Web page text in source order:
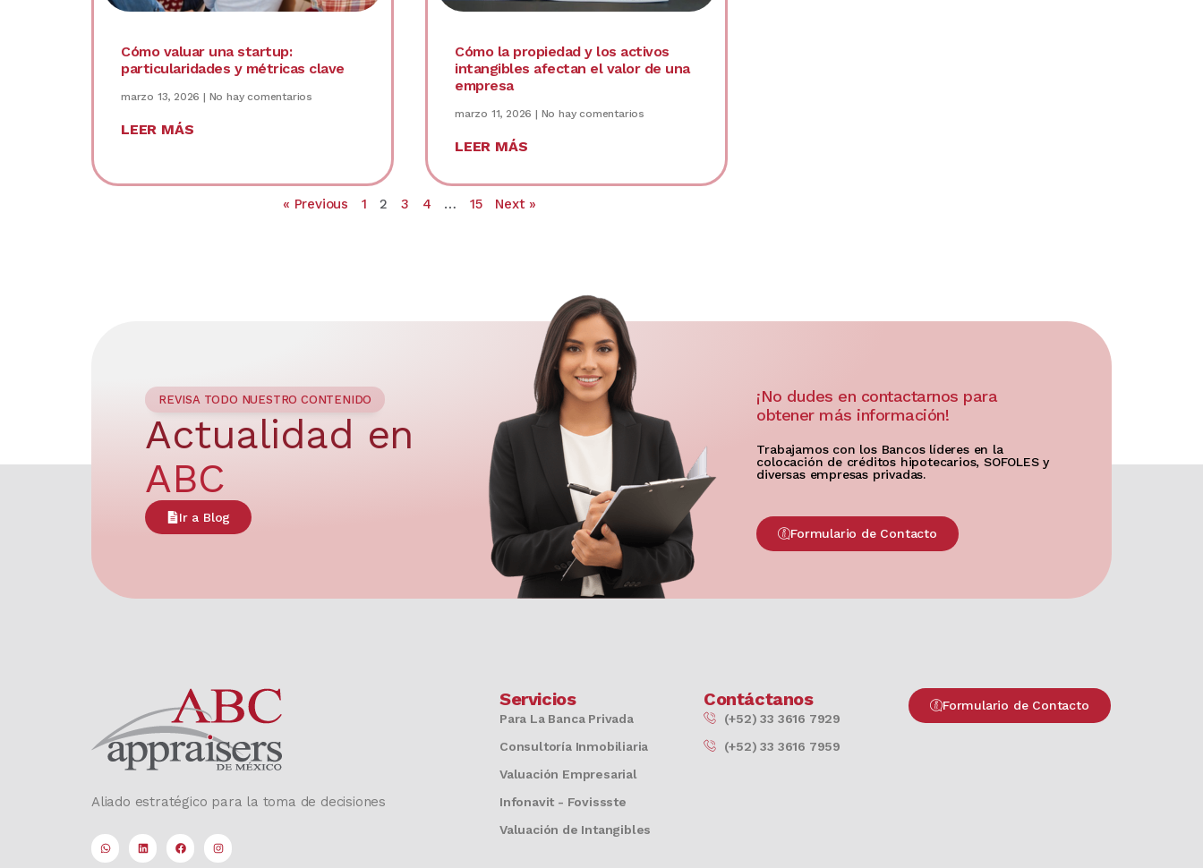
Cómo valuar una startup:
particularidades y métricas clave
marzo 13, 2026 No hay comentarios
LEER MÁS
Cómo la propiedad y los activos
intangibles afectan el valor de una
empresa
marzo 11, 2026 No hay comentarios
LEER MÁS
« Previous 1 2 3 4 … 15 Next »
REVISA TODO NUESTRO CONTENIDO
Actualidad en
ABC
Ir a Blog
¡No dudes en contactarnos para
obtener más información!
Trabajamos con los Bancos líderes en la
colocación de créditos hipotecarios, SOFOLES y
diversas empresas privadas.
Formulario de Contacto
Aliado estratégico para la toma de decisiones
Servicios
Para La Banca Privada
Consultoría Inmobiliaria
Valuación Empresarial
Infonavit - Fovissste
Valuación de Intangibles
Contáctanos
(+52) 33 3616 7929
(+52) 33 3616 7959​
Formulario de Contacto